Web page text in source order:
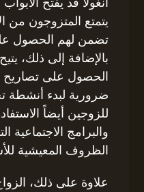
يتمتع المتزوجون من
تضمن لهم الحصول
بالإضافة إلى ذلك،
الحصول على تصاريح
ضرورية لبدء أنشطة
للزوجين أيضاً
والبرامج
الظروف المعيشية
علاوة على ذلك،